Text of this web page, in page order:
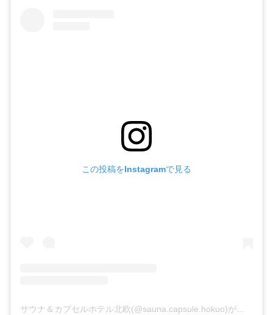
この投稿をInstagramで見る